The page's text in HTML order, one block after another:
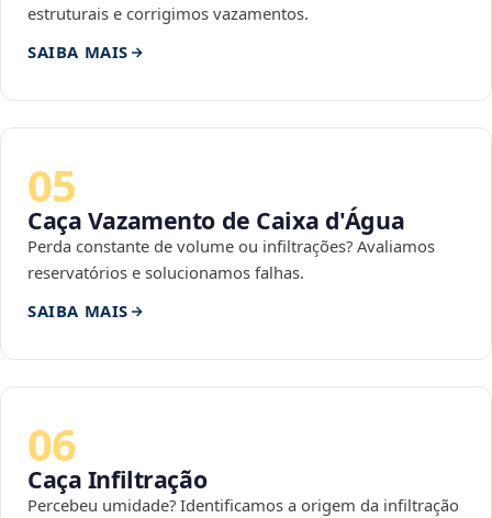
estruturais e corrigimos vazamentos.
SAIBA MAIS
05
Caça Vazamento de Caixa d'Água
Perda constante de volume ou infiltrações? Avaliamos
reservatórios e solucionamos falhas.
SAIBA MAIS
06
Caça Infiltração
Percebeu umidade? Identificamos a origem da infiltração